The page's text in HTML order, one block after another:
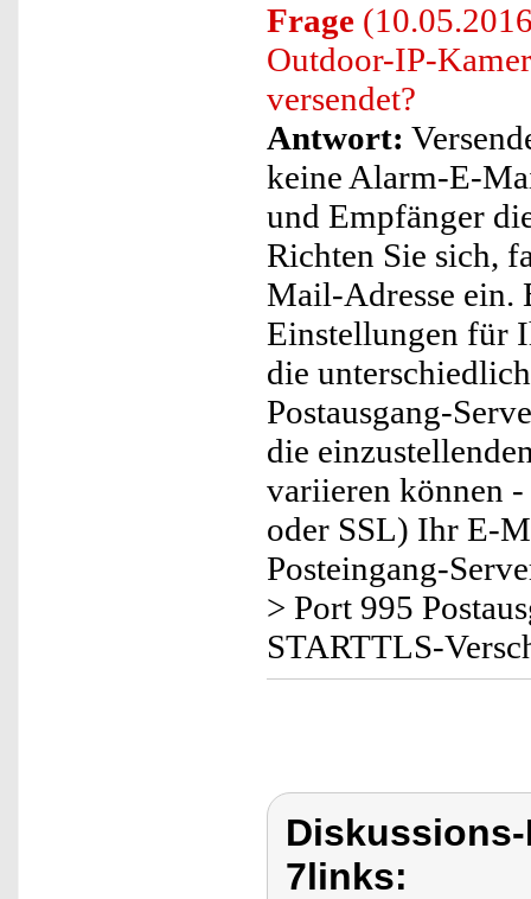
Frage
Outdoor-IP-
versendet?
Antwort:
keine Alarm-E-
und Empfänger
Richten Sie sich,
Mail-Adresse ein.
Einstellungen für
die
Postausgang-
die
variieren können
oder SSL) Ihr E-
Posteingang-
> Port 995
STARTTLS-
7links: